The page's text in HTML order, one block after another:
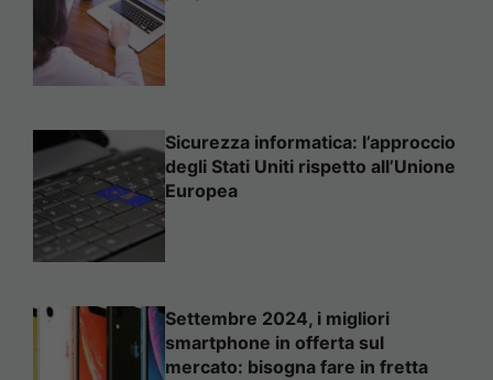
Sicurezza informatica: l’approccio
degli Stati Uniti rispetto all’Unione
Europea
Settembre 2024, i migliori
smartphone in offerta sul
mercato: bisogna fare in fretta